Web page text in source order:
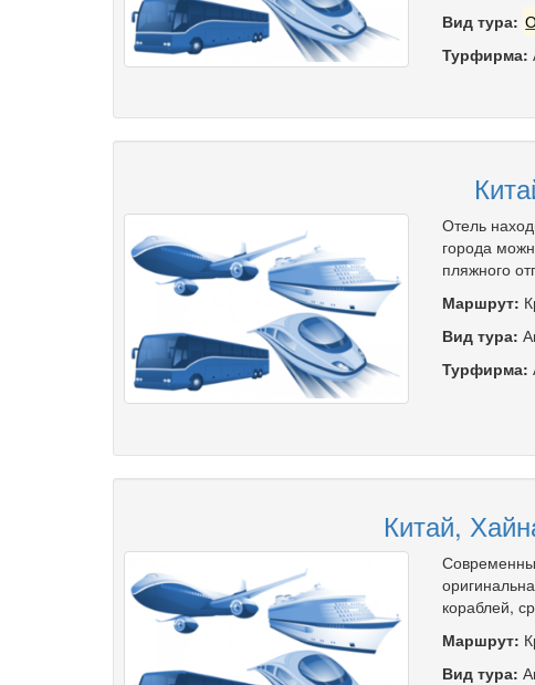
Вид тура:
Турфирма:
Отель
города
пляжного
Маршрут:
Вид тура:
Турфирма:
Китай,
кораблей,
Маршрут:
Вид тура: